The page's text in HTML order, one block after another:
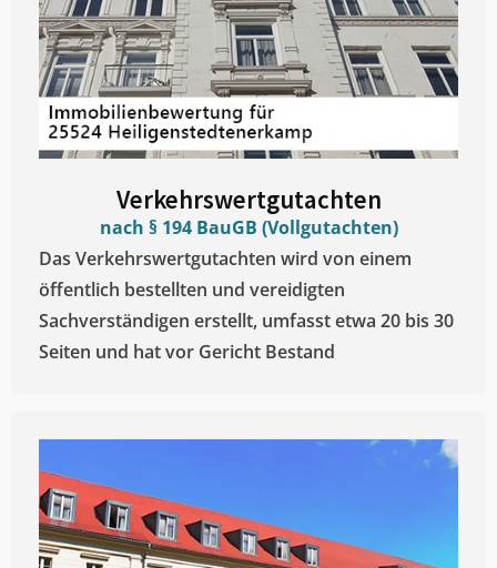
Verkehrswertgutachten
nach § 194 BauGB (Vollgutachten)
Das Verkehrswertgutachten wird von einem
öffentlich bestellten und vereidigten
Sachverständigen erstellt, umfasst etwa 20 bis 30
Seiten und hat vor Gericht Bestand